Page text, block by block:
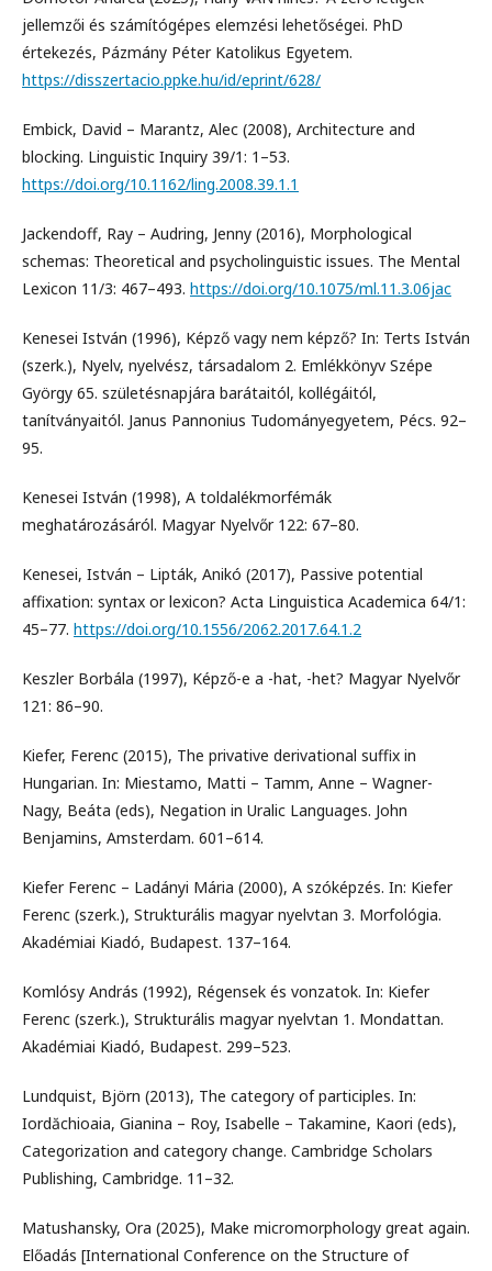
jellemzői és számítógépes elemzési lehetőségei. PhD
értekezés, Pázmány Péter Katolikus Egyetem.
https://disszertacio.ppke.hu/id/eprint/628/
Embick, David – Marantz, Alec (2008), Architecture and
blocking. Linguistic Inquiry 39/1: 1–53.
https://doi.org/10.1162/ling.2008.39.1.1
Jackendoff, Ray – Audring, Jenny (2016), Morphological
schemas: Theoretical and psycholinguistic issues. The Mental
Lexicon 11/3: 467–493. https://doi.org/10.1075/ml.11.3.06jac
Kenesei István (1996), Képző vagy nem képző? In: Terts István
(szerk.), Nyelv, nyelvész, társadalom 2. Emlékkönyv Szépe
György 65. születésnapjára barátaitól, kollégáitól,
tanítványaitól. Janus Pannonius Tudományegyetem, Pécs. 92–
95.
Kenesei István (1998), A toldalékmorfémák
meghatározásáról. Magyar Nyelvőr 122: 67–80.
Kenesei, István – Lipták, Anikó (2017), Passive potential
affixation: syntax or lexicon? Acta Linguistica Academica 64/1:
45–77. https://doi.org/10.1556/2062.2017.64.1.2
Keszler Borbála (1997), Képző-e a -hat, -het? Magyar Nyelvőr
121: 86–90.
Kiefer, Ferenc (2015), The privative derivational suffix in
Hungarian. In: Miestamo, Matti – Tamm, Anne – Wagner-
Nagy, Beáta (eds), Negation in Uralic Languages. John
Benjamins, Amsterdam. 601–614.
Kiefer Ferenc – Ladányi Mária (2000), A szóképzés. In: Kiefer
Ferenc (szerk.), Strukturális magyar nyelvtan 3. Morfológia.
Akadémiai Kiadó, Budapest. 137–164.
Komlósy András (1992), Régensek és vonzatok. In: Kiefer
Ferenc (szerk.), Strukturális magyar nyelvtan 1. Mondattan.
Akadémiai Kiadó, Budapest. 299–523.
Lundquist, Björn (2013), The category of participles. In:
Iordăchioaia, Gianina – Roy, Isabelle – Takamine, Kaori (eds),
Categorization and category change. Cambridge Scholars
Publishing, Cambridge. 11–32.
Matushansky, Ora (2025), Make micromorphology great again.
Előadás [International Conference on the Structure of